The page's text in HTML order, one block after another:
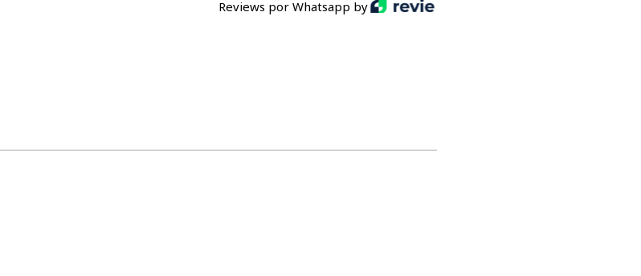
Reviews por Whatsapp by